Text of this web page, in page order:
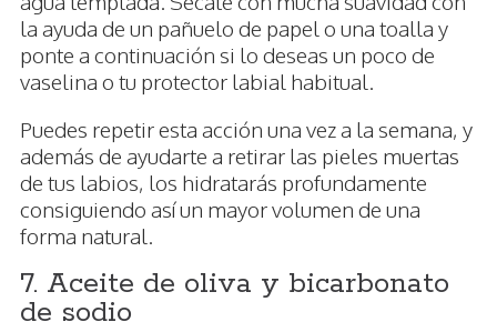
la ayuda de un pañuelo de papel o una toalla y
ponte a continuación si lo deseas un poco de
vaselina o tu protector labial habitual.
Puedes repetir esta acción una vez a la semana, y
además de ayudarte a retirar las pieles muertas
de tus labios, los hidratarás profundamente
consiguiendo así un mayor volumen de una
forma natural.
7. Aceite de oliva y bicarbonato
de sodio